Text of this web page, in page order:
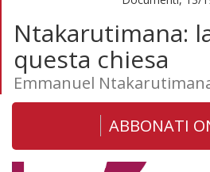
Ntakarutimana:
questa chiesa
Emmanuel
ABBONATI